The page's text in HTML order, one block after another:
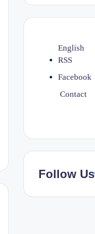
English
RSS
Facebook
Contact
Follow Us